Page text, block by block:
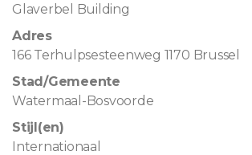
Glaverbel Building
Adres
166 Terhulpsesteenweg 1170 Brussel
Stad/Gemeente
Watermaal-Bosvoorde
Stijl(en)
Internationaal